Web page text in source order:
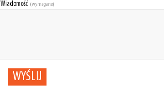
Wiadomość (wymagane)
WYŚLIJ